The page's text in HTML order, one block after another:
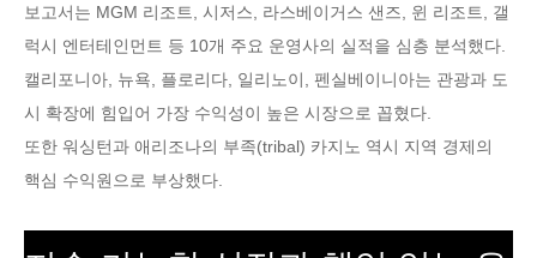
보고서는 MGM 리조트, 시저스, 라스베이거스 샌즈, 윈 리조트, 갤
럭시 엔터테인먼트 등 10개 주요 운영사의 실적을 심층 분석했다.
캘리포니아, 뉴욕, 플로리다, 일리노이, 펜실베이니아는 관광과 도
시 확장에 힘입어 가장 수익성이 높은 시장으로 꼽혔다.
또한 워싱턴과 애리조나의 부족(tribal) 카지노 역시 지역 경제의
핵심 수익원으로 부상했다.